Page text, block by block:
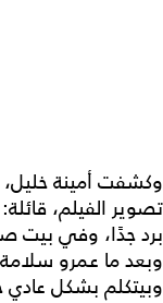
وكشفت أمينة
تصوير الفيلم،
برد جدًا، وفي بيت
وبعد ما عمرو سلامة
وبيتكلم بشكل عادي